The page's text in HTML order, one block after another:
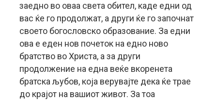
заедно во оваа света обител, каде едни од
вас ќе го продолжат, а други ќе го започнат
своето богословско образование. За едни
ова е еден нов почеток на едно ново
братство во Христа, а за други
продолжение на една веќе вкоренета
братска љубов, која верувајте дека ќе трае
до крајот на вашиот живот. За тоа